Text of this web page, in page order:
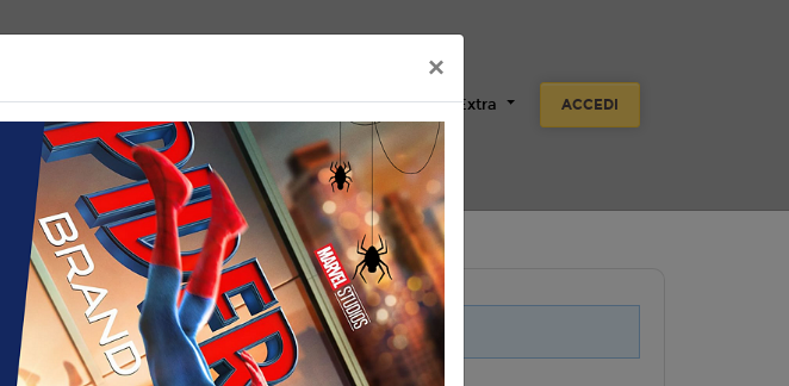
Listino prezzi Promozioni Scuole Aziende Extra ACCEDI
Non ci sono spettacoli legati a questo evento.
×